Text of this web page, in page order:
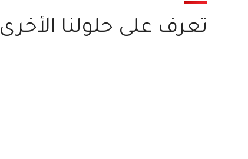
تعرف على حلولنا الأخرى